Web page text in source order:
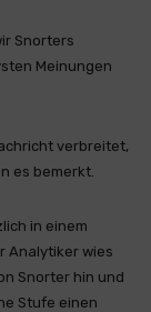
Snorters
Meinungen
verbreitet,
es bemerkt.
in einem
Analytiker wies
Snorter hin und
Stufe einen